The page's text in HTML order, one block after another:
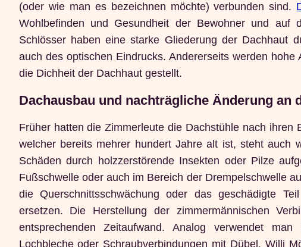
(oder wie man es bezeichnen möchte) verbunden sind.
Wohlbefinden und Gesundheit der Bewohner und auf
Schlösser haben eine starke Gliederung der Dachhaut
auch des optischen Eindrucks. Andererseits werden
die Dichheit der Dachhaut gestellt.
Dachausbau und nachträgliche Änderung an
Früher hatten die Zimmerleute die Dachstühle nach
welcher bereits mehrer hundert Jahre alt ist, steht auch
Schäden durch holzzerstörende Insekten oder Pilze
Fußschwelle oder auch im Bereich der Drempelschwelle
die Querschnittsschwächung oder das geschädigte
ersetzen. Die Herstellung der zimmermännischen
entsprechenden Zeitaufwand. Analog verwendet
Lochbleche oder Schraubverbindungen mit Dübel. Willi